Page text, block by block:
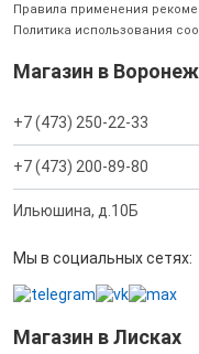
Правила применения
Политика использования
Магазин в
+7 (473) 250-22-33
+7 (473) 200-89-80
Ильюшина, д.10Б
Мы в социальных сетях:
Магазин в Лисках